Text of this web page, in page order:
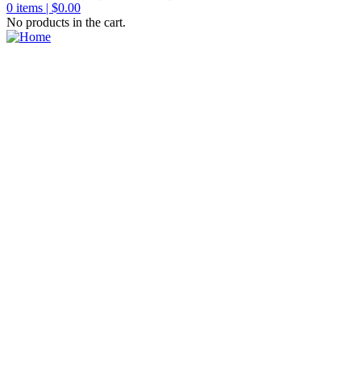
0 items | $0.00
No products in the cart.